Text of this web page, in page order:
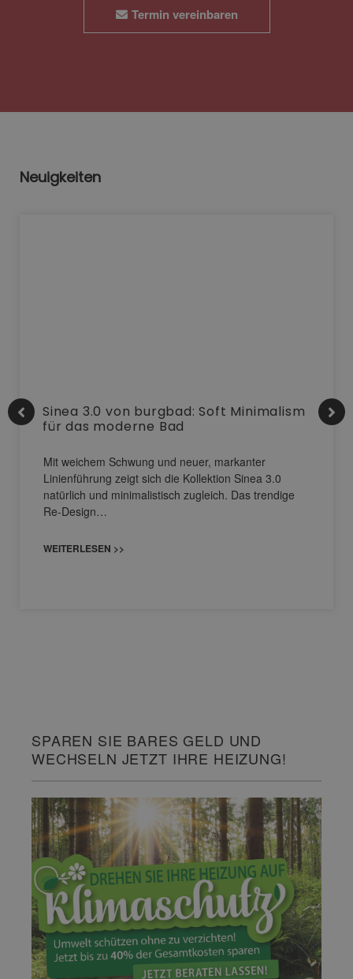
Termin vereinbaren
Neuigkeiten
Sinea 3.0 von burgbad: Soft Minimalism
für das moderne Bad
Mit weichem Schwung und neuer, markanter
Linienführung zeigt sich die Kollektion Sinea 3.0
natürlich und minimalistisch zugleich. Das trendige
Re-Design…
WEITERLESEN >>
SPAREN SIE BARES GELD UND
WECHSELN JETZT IHRE HEIZUNG!